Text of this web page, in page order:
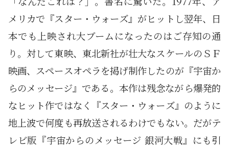
メリカで『スター・ウォーズ』がヒットし翌年、日
本でも上映され大ブームになったのはご存知の通
り。対して東映、東北新社が壮大なスケールのＳＦ
映画、スペースオペラを掲げ制作したのが『宇宙か
らのメッセージ』である。本作は残念ながら爆発的
なヒット作ではなく『スター・ウォーズ』のように
地上波で何度も再放送されるわけでもない。だがテ
レビ版『宇宙からのメッセージ 銀河大戦』にも引